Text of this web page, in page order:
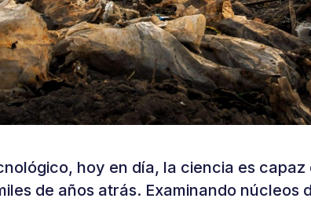
hoy en día, la ciencia es
de años atrás. Examinando núcleos